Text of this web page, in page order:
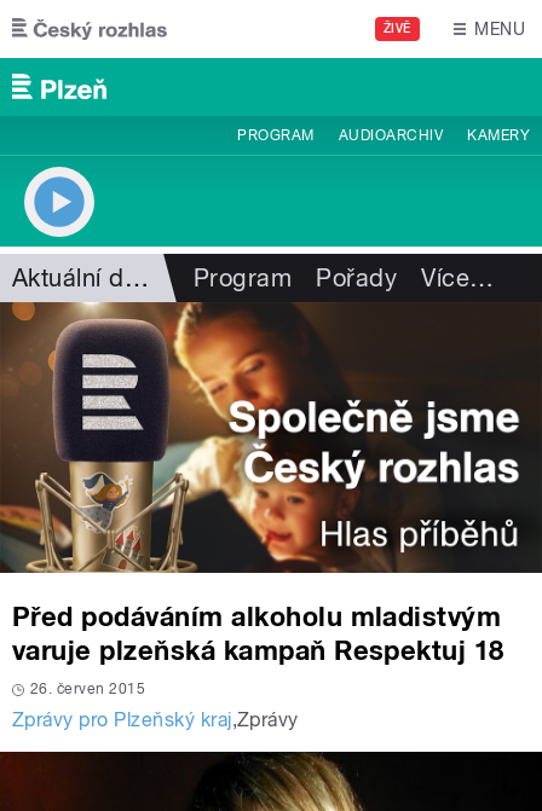
Přejít k hlavnímu obsahu
ŽIVĚ MENU
PROGRAM AUDIOARCHIV KAMERY
Aktuální dění Program Pořady Více…
Před podáváním alkoholu mladistvým
varuje plzeňská kampaň Respektuj 18
26. červen 2015
Zprávy pro Plzeňský kraj,Zprávy